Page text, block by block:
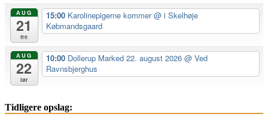
AUG
21
fre
15:00 Karolinepigerne kommer@ i Skelhøje
Købmandsgaard
AUG
22
lør
10:00 Dollerup Marked 22. august 2026 @ Ved
Ravnsbjerghus
Tidligere opslag: